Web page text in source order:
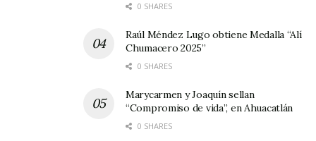
0 SHARES
Raúl Méndez Lugo obtiene Medalla “Alí
Chumacero 2025”
0 SHARES
Marycarmen y Joaquín sellan
“Compromiso de vida”, en Ahuacatlán
0 SHARES